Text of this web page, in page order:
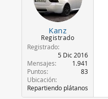
Kanz
Registrado
Registrado
5 Dic 2016
Mensajes
1.941
Puntos
83
Ubicación
Repartiendo plátanos